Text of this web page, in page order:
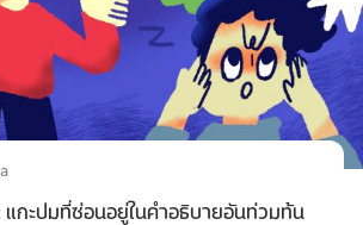
แกะปมที่ซ่อนอยู่ในคำอธิบายอันท่วมท้น